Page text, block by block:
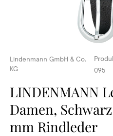
Lindenmann GmbH & Co.
KG
095
LINDENMANN
Damen,
mm Rindleder